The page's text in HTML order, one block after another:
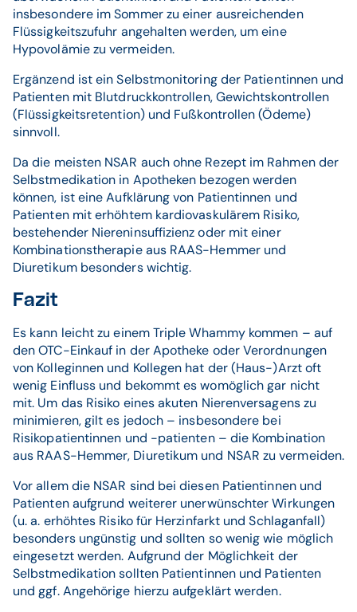
insbesondere im Sommer zu einer ausreichenden
Flüssigkeitszufuhr angehalten werden, um eine
Hypovolämie zu vermeiden.
Ergänzend ist ein Selbstmonitoring der Patientinnen und
Patienten mit Blutdruckkontrollen, Gewichtskontrollen
(Flüssigkeitsretention) und Fußkontrollen (Ödeme)
sinnvoll.
Da die meisten NSAR auch ohne Rezept im Rahmen der
Selbstmedikation in Apotheken bezogen werden
können, ist eine Aufklärung von Patientinnen und
Patienten mit erhöhtem kardiovaskulärem Risiko,
bestehender Niereninsuffizienz oder mit einer
Kombinationstherapie aus RAAS-Hemmer und
Diuretikum besonders wichtig.
Fazit
Es kann leicht zu einem Triple Whammy kommen – auf
den OTC-Einkauf in der Apotheke oder Verordnungen
von Kolleginnen und Kollegen hat der (Haus-)Arzt oft
wenig Einfluss und bekommt es womöglich gar nicht
mit. Um das Risiko eines akuten Nierenversagens zu
minimieren, gilt es jedoch – insbesondere bei
Risikopatientinnen und -patienten – die Kombination
aus RAAS-Hemmer, Diuretikum und NSAR zu vermeiden.
Vor allem die NSAR sind bei diesen Patientinnen und
Patienten aufgrund weiterer unerwünschter Wirkungen
(u. a. erhöhtes Risiko für Herzinfarkt und Schlaganfall)
besonders ungünstig und sollten so wenig wie möglich
eingesetzt werden. Aufgrund der Möglichkeit der
Selbstmedikation sollten Patientinnen und Patienten
und ggf. Angehörige hierzu aufgeklärt werden.